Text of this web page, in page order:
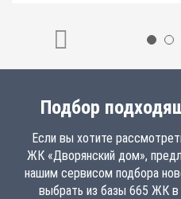
Подбор
Если вы хотите
ЖК «Дворянский дом»,
нашим сервисом подбора
выбрать из базы 665 ЖК